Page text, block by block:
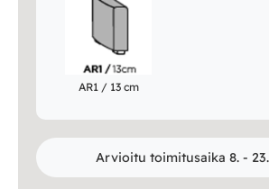
AR1 / 13 cm
Arvioitu toimitusaika 8. -